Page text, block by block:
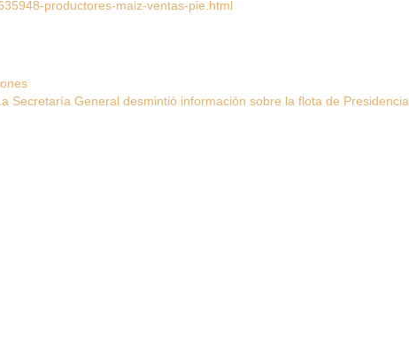
productores-maiz-ventas-pie.html
Secretaría General desmintió información sobre la flota de Presidencia